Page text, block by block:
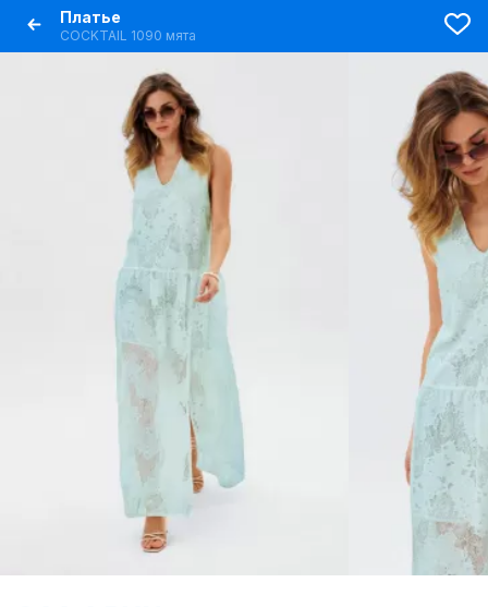
Платье
COCKTAIL 1090 мята